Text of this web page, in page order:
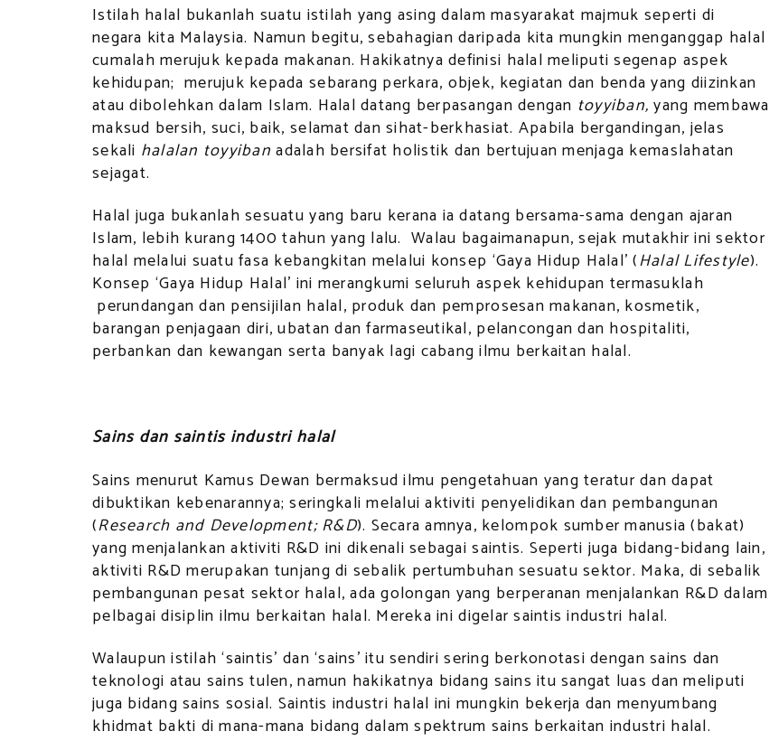
Istilah halal bukanlah suatu istilah yang asing dalam masyarakat majmuk seperti di
negara kita Malaysia. Namun begitu, sebahagian daripada kita mungkin menganggap halal
cumalah merujuk kepada makanan. Hakikatnya definisi halal meliputi segenap aspek
kehidupan; merujuk kepada sebarang perkara, objek, kegiatan dan benda yang diizinkan
atau dibolehkan dalam Islam. Halal datang berpasangan dengan toyyiban, yang membawa
maksud bersih, suci, baik, selamat dan sihat-berkhasiat. Apabila bergandingan, jelas
sekali halalan toyyiban adalah bersifat holistik dan bertujuan menjaga kemaslahatan
sejagat.
Halal juga bukanlah sesuatu yang baru kerana ia datang bersama-sama dengan ajaran
Islam, lebih kurang 1400 tahun yang lalu. Walau bagaimanapun, sejak mutakhir ini sektor
halal melalui suatu fasa kebangkitan melalui konsep ‘Gaya Hidup Halal’ (Halal Lifestyle).
Konsep ‘Gaya Hidup Halal’ ini merangkumi seluruh aspek kehidupan termasuklah
perundangan dan pensijilan halal, produk dan pemprosesan makanan, kosmetik,
barangan penjagaan diri, ubatan dan farmaseutikal, pelancongan dan hospitaliti,
perbankan dan kewangan serta banyak lagi cabang ilmu berkaitan halal.
Sains dan saintis industri halal
Sains menurut Kamus Dewan bermaksud ilmu pengetahuan yang teratur dan dapat
dibuktikan kebenarannya; seringkali melalui aktiviti penyelidikan dan pembangunan
(Research and Development; R&D). Secara amnya, kelompok sumber manusia (bakat)
yang menjalankan aktiviti R&D ini dikenali sebagai saintis. Seperti juga bidang-bidang lain,
aktiviti R&D merupakan tunjang di sebalik pertumbuhan sesuatu sektor. Maka, di sebalik
pembangunan pesat sektor halal, ada golongan yang berperanan menjalankan R&D dalam
pelbagai disiplin ilmu berkaitan halal. Mereka ini digelar saintis industri halal.
Walaupun istilah ‘saintis’ dan ‘sains’ itu sendiri sering berkonotasi dengan sains dan
teknologi atau sains tulen, namun hakikatnya bidang sains itu sangat luas dan meliputi
juga bidang sains sosial. Saintis industri halal ini mungkin bekerja dan menyumbang
khidmat bakti di mana-mana bidang dalam spektrum sains berkaitan industri halal.